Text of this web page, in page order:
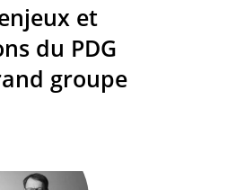
et
du PDG
groupe